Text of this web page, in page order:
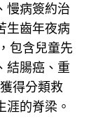
慢病簽約治
生齒年夜病
包含兒童先
結腸癌、重
得分類救
涯的脊梁。